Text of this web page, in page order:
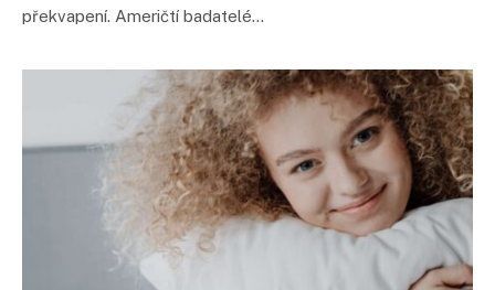
překvapení. Američtí badatelé…